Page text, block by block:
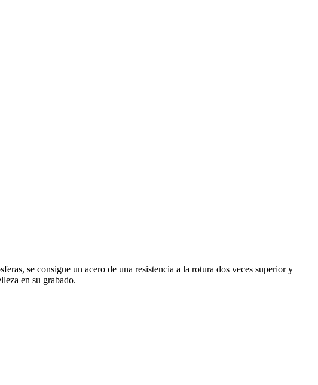
se consigue un acero de una resistencia a la rotura dos veces superior y
en su grabado.